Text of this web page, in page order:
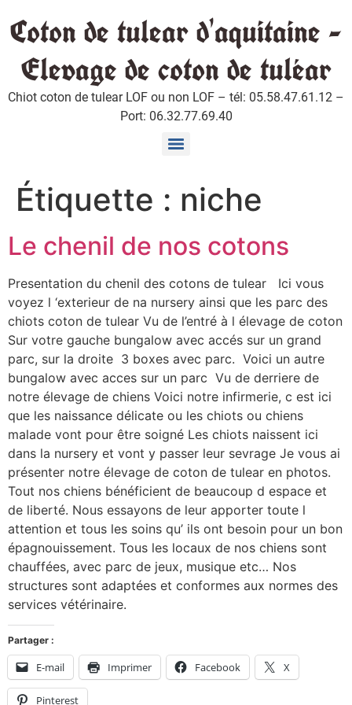
Coton de tulear d'aquitaine -
Elevage de coton de tuléar
Chiot coton de tulear LOF ou non LOF – tél: 05.58.47.61.12 –
Port: 06.32.77.69.40
Étiquette : niche
Le chenil de nos cotons
Presentation du chenil des cotons de tulear Ici vous
voyez l ‘exterieur de na nursery ainsi que les parc des
chiots coton de tulear Vu de l’entré à l élevage de coton
Sur votre gauche bungalow avec accés sur un grand
parc, sur la droite 3 boxes avec parc. Voici un autre
bungalow avec acces sur un parc Vu de derriere de
notre élevage de chiens Voici notre infirmerie, c est ici
que les naissance délicate ou les chiots ou chiens
malade vont pour être soigné Les chiots naissent ici
dans la nursery et vont y passer leur sevrage Je vous ai
présenter notre élevage de coton de tulear en photos.
Tout nos chiens bénéficient de beaucoup d espace et
de liberté. Nous essayons de leur apporter toute l
attention et tous les soins qu’ ils ont besoin pour un bon
épagnouissement. Tous les locaux de nos chiens sont
chauffées, avec parc de jeux, musique etc… Nos
structures sont adaptées et conformes aux normes des
services vétérinaire.
Partager :
E-mail Imprimer Facebook X
Pinterest